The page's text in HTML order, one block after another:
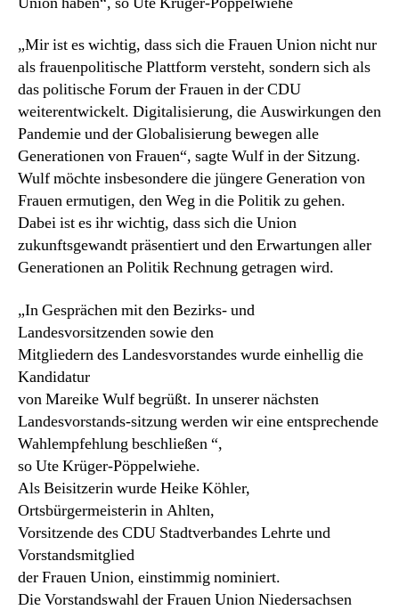
„Mir ist es wichtig, dass sich die Frauen Union nicht nur
als frauenpolitische Plattform versteht, sondern sich als
das politische Forum der Frauen in der CDU
weiterentwickelt. Digitalisierung, die Auswirkungen den
Pandemie und der Globalisierung bewegen alle
Generationen von Frauen“, sagte Wulf in der Sitzung.
Wulf möchte insbesondere die jüngere Generation von
Frauen ermutigen, den Weg in die Politik zu gehen.
Dabei ist es ihr wichtig, dass sich die Union
zukunftsgewandt präsentiert und den Erwartungen aller
Generationen an Politik Rechnung getragen wird.
„In Gesprächen mit den Bezirks- und
Landesvorsitzenden sowie den
Mitgliedern des Landesvorstandes wurde einhellig die
Kandidatur
von Mareike Wulf begrüßt. In unserer nächsten
Landesvorstands-sitzung werden wir eine entsprechende
Wahlempfehlung beschließen “,
so Ute Krüger-Pöppelwiehe.
Als Beisitzerin wurde Heike Köhler,
Ortsbürgermeisterin in Ahlten,
Vorsitzende des CDU Stadtverbandes Lehrte und
Vorstandsmitglied
der Frauen Union, einstimmig nominiert.
Die Vorstandswahl der Frauen Union Niedersachsen